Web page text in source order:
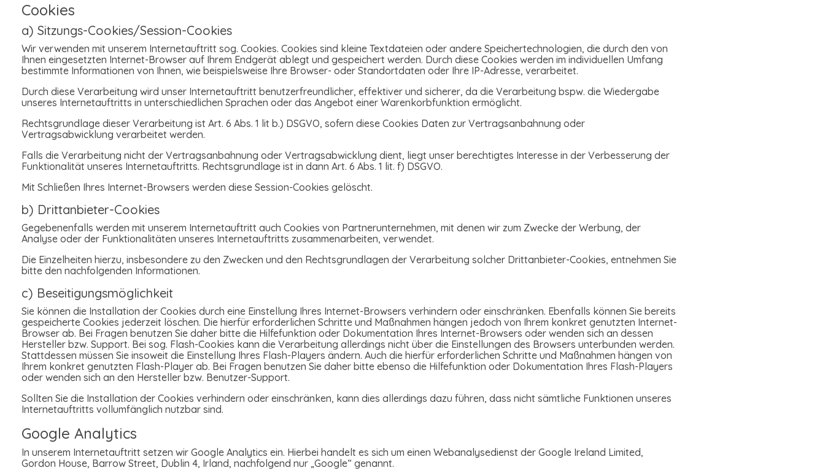
Cookies
a) Sitzungs-Cookies/Session-Cookies
Wir verwenden mit unserem Internetauftritt sog. Cookies. Cookies sind kleine Textdateien oder andere Speichertechnologien, die durch den von
Ihnen eingesetzten Internet-Browser auf Ihrem Endgerät ablegt und gespeichert werden. Durch diese Cookies werden im individuellen Umfang
bestimmte Informationen von Ihnen, wie beispielsweise Ihre Browser- oder Standortdaten oder Ihre IP-Adresse, verarbeitet.
Durch diese Verarbeitung wird unser Internetauftritt benutzerfreundlicher, effektiver und sicherer, da die Verarbeitung bspw. die Wiedergabe
unseres Internetauftritts in unterschiedlichen Sprachen oder das Angebot einer Warenkorbfunktion ermöglicht.
Rechtsgrundlage dieser Verarbeitung ist Art. 6 Abs. 1 lit b.) DSGVO, sofern diese Cookies Daten zur Vertragsanbahnung oder
Vertragsabwicklung verarbeitet werden.
Falls die Verarbeitung nicht der Vertragsanbahnung oder Vertragsabwicklung dient, liegt unser berechtigtes Interesse in der Verbesserung der
Funktionalität unseres Internetauftritts. Rechtsgrundlage ist in dann Art. 6 Abs. 1 lit. f) DSGVO.
Mit Schließen Ihres Internet-Browsers werden diese Session-Cookies gelöscht.
b) Drittanbieter-Cookies
Gegebenenfalls werden mit unserem Internetauftritt auch Cookies von Partnerunternehmen, mit denen wir zum Zwecke der Werbung, der
Analyse oder der Funktionalitäten unseres Internetauftritts zusammenarbeiten, verwendet.
Die Einzelheiten hierzu, insbesondere zu den Zwecken und den Rechtsgrundlagen der Verarbeitung solcher Drittanbieter-Cookies, entnehmen Sie
bitte den nachfolgenden Informationen.
c) Beseitigungsmöglichkeit
Sie können die Installation der Cookies durch eine Einstellung Ihres Internet-Browsers verhindern oder einschränken. Ebenfalls können Sie bereits
gespeicherte Cookies jederzeit löschen. Die hierfür erforderlichen Schritte und Maßnahmen hängen jedoch von Ihrem konkret genutzten Internet-
Browser ab. Bei Fragen benutzen Sie daher bitte die Hilfefunktion oder Dokumentation Ihres Internet-Browsers oder wenden sich an dessen
Hersteller bzw. Support. Bei sog. Flash-Cookies kann die Verarbeitung allerdings nicht über die Einstellungen des Browsers unterbunden werden.
Stattdessen müssen Sie insoweit die Einstellung Ihres Flash-Players ändern. Auch die hierfür erforderlichen Schritte und Maßnahmen hängen von
Ihrem konkret genutzten Flash-Player ab. Bei Fragen benutzen Sie daher bitte ebenso die Hilfefunktion oder Dokumentation Ihres Flash-Players
oder wenden sich an den Hersteller bzw. Benutzer-Support.
Sollten Sie die Installation der Cookies verhindern oder einschränken, kann dies allerdings dazu führen, dass nicht sämtliche Funktionen unseres
Internetauftritts vollumfänglich nutzbar sind.
Google Analytics
In unserem Internetauftritt setzen wir Google Analytics ein. Hierbei handelt es sich um einen Webanalysedienst der Google Ireland Limited,
Gordon House, Barrow Street, Dublin 4, Irland, nachfolgend nur „Google“ genannt.